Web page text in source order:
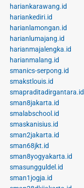
hariankarawang.id
hariankediri.id
harianlamongan.id
harianlumajang.id
harianmajalengka.id
harianmalang.id
smanics-serpong.id
smakstlouis.id
smapraditadirgantara.id
sman8jakarta.id
smalabschool.id
smaskanisius.id
sman2jakarta.id
sman68jkt.id
sman8yogyakarta.id
smasungguldel.id
sman1jogja.id